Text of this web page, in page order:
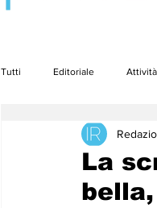
Tutti Editoriale
Contemporaneità
maggio23
La